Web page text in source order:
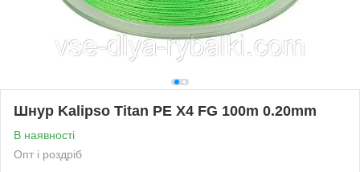
Шнур Kalipso Titan PE X4 FG 100m 0.20mm
В наявності
Опт і роздріб